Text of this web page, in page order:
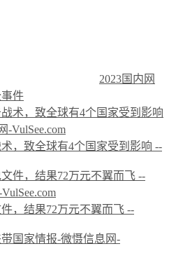
2023国内网
件
，致全球有4个国家受到影响 --
，结果72万元不翼而飞 --